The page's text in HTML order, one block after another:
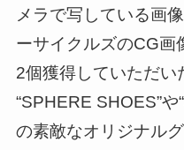
メラで写している画
ーサイクルズのCG画
2個獲得していただい
“SPHERE SHOES”
の素敵なオリジナル